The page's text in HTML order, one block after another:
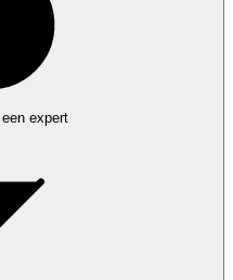
expert